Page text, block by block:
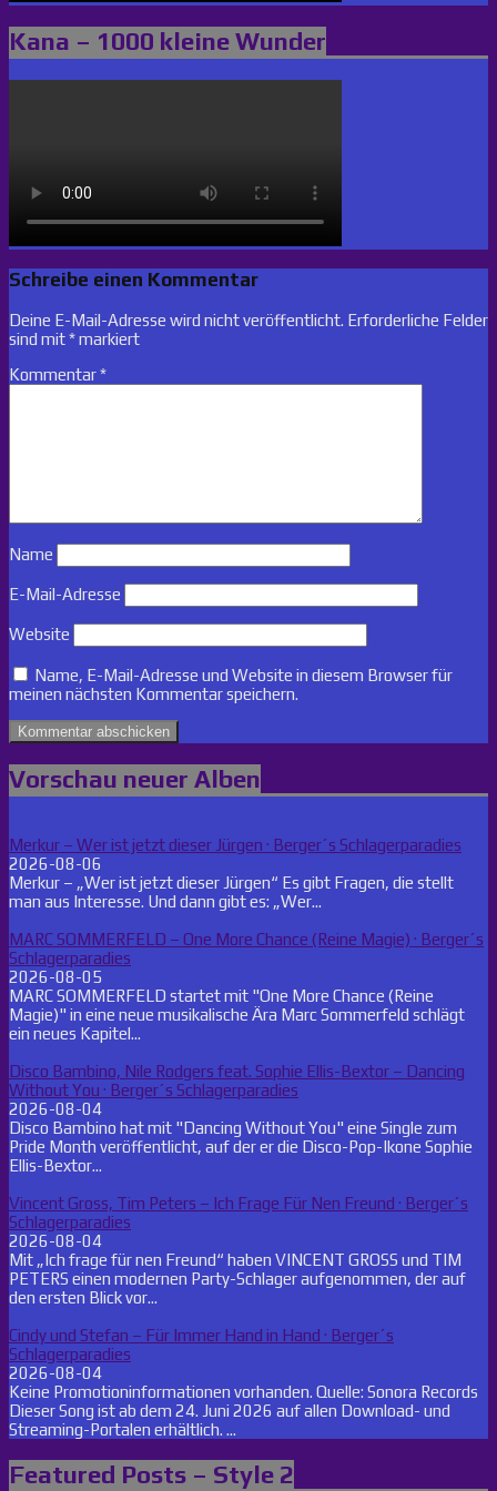
Kana – 1000 kleine Wunder
Schreibe einen Kommentar
Deine E-Mail-Adresse wird nicht veröffentlicht. Erforderliche Felder
sind mit*markiert
Kommentar*
Name
E-Mail-Adresse
Website
Name, E-Mail-Adresse und Website in diesem Browser für
meinen nächsten Kommentar speichern.
Vorschau neuer Alben
Merkur – Wer ist jetzt dieser Jürgen · Berger´s Schlagerparadies
2026-08-06
Merkur – „Wer ist jetzt dieser Jürgen“ Es gibt Fragen, die stellt
man aus Interesse. Und dann gibt es: „Wer...
MARC SOMMERFELD – One More Chance (Reine Magie) · Berger´s
Schlagerparadies
2026-08-05
MARC SOMMERFELD startet mit "One More Chance (Reine
Magie)" in eine neue musikalische Ära Marc Sommerfeld schlägt
ein neues Kapitel...
Disco Bambino, Nile Rodgers feat. Sophie Ellis-Bextor – Dancing
Without You · Berger´s Schlagerparadies
2026-08-04
Disco Bambino hat mit "Dancing Without You" eine Single zum
Pride Month veröffentlicht, auf der er die Disco-Pop-Ikone Sophie
Ellis-Bextor...
Vincent Gross, Tim Peters – Ich Frage Für Nen Freund · Berger´s
Schlagerparadies
2026-08-04
Mit „Ich frage für nen Freund“ haben VINCENT GROSS und TIM
PETERS einen modernen Party-Schlager aufgenommen, der auf
den ersten Blick vor...
Cindy und Stefan – Für Immer Hand in Hand · Berger´s
Schlagerparadies
2026-08-04
Keine Promotioninformationen vorhanden. Quelle: Sonora Records
Dieser Song ist ab dem 24. Juni 2026 auf allen Download- und
Streaming-Portalen erhältlich. ...
Featured Posts – Style 2